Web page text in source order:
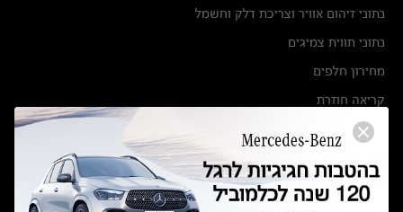
נתוני זיהום אוויר וצריכת דלק וחשמל
נתוני תווית צמיגים
מחירון חלפים
קריאה חוזרת
הודעה על הטבות לרכבי מרצדס בהסדר פשרה בתצ 56447-02-19
תקנון ימי מכירות 120 לכלמוביל